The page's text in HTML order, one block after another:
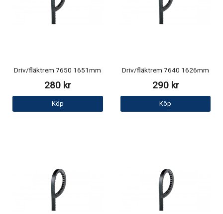
Driv/fläktrem 7650 1651mm
280 kr
Köp
Driv/fläktrem 7640 1626mm
290 kr
Köp